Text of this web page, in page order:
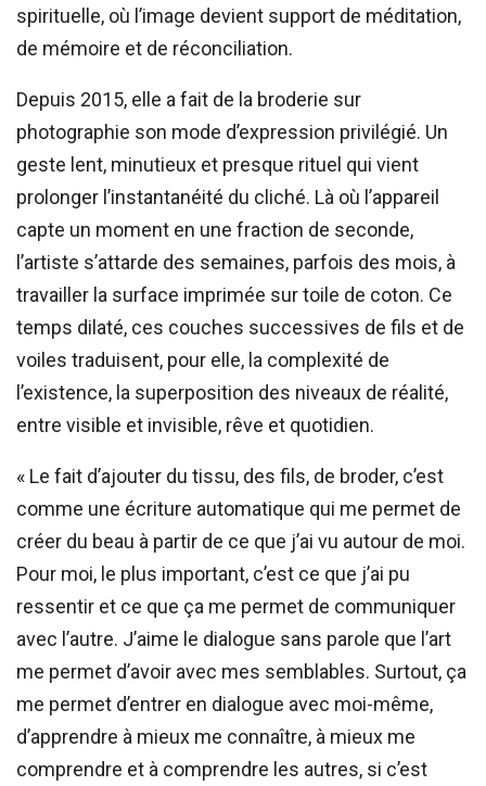
spirituelle, où l’image devient support de méditation,
de mémoire et de réconciliation.
Depuis 2015, elle a fait de la broderie sur
photographie son mode d’expression privilégié. Un
geste lent, minutieux et presque rituel qui vient
prolonger l’instantanéité du cliché. Là où l’appareil
capte un moment en une fraction de seconde,
l’artiste s’attarde des semaines, parfois des mois, à
travailler la surface imprimée sur toile de coton. Ce
temps dilaté, ces couches successives de fils et de
voiles traduisent, pour elle, la complexité de
l’existence, la superposition des niveaux de réalité,
entre visible et invisible, rêve et quotidien.
« Le fait d’ajouter du tissu, des fils, de broder, c’est
comme une écriture automatique qui me permet de
créer du beau à partir de ce que j’ai vu autour de moi.
Pour moi, le plus important, c’est ce que j’ai pu
ressentir et ce que ça me permet de communiquer
avec l’autre. J’aime le dialogue sans parole que l’art
me permet d’avoir avec mes semblables. Surtout, ça
me permet d’entrer en dialogue avec moi-même,
d’apprendre à mieux me connaître, à mieux me
comprendre et à comprendre les autres, si c’est